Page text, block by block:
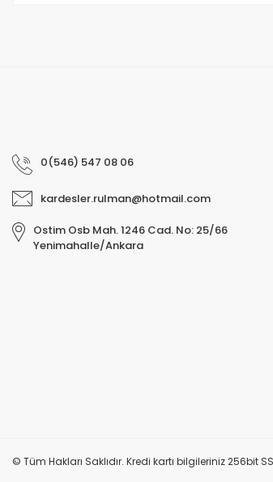
0(546) 547 08 06
kardesler.rulman@hotmail.com
Ostim Osb Mah. 1246 Cad. No: 25/66
Yenimahalle/Ankara
© Tüm Hakları Saklıdır. Kredi kartı bilgileriniz 256bit